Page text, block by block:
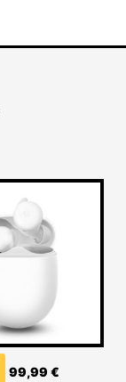
99,99 €